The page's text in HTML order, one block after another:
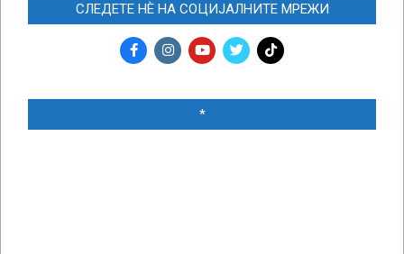
СЛЕДЕТЕ НЀ НА СОЦИЈАЛНИТЕ МРЕЖИ
*